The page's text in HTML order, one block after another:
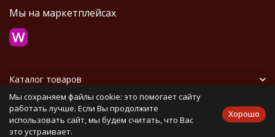
Мы на маркетплейсах
Каталог товаров
Информация
Мы сохраняем файлы cookie: это помогает сайту
работать лучше. Если Вы продолжите
использовать сайт, мы будем считать, что Вас
это устраивает.
Хорошо